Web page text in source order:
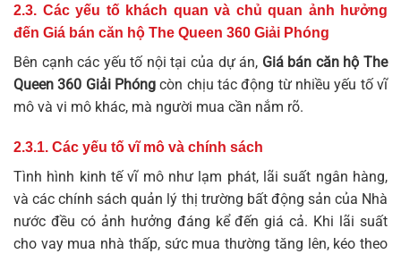
2.3. Các yếu tố khách quan và chủ quan ảnh hưởng
đến Giá bán căn hộ The Queen 360 Giải Phóng
Bên cạnh các yếu tố nội tại của dự án, Giá bán căn hộ The
Queen 360 Giải Phóng còn chịu tác động từ nhiều yếu tố vĩ
mô và vi mô khác, mà người mua cần nắm rõ.
2.3.1. Các yếu tố vĩ mô và chính sách
Tình hình kinh tế vĩ mô như lạm phát, lãi suất ngân hàng,
và các chính sách quản lý thị trường bất động sản của Nhà
nước đều có ảnh hưởng đáng kể đến giá cả. Khi lãi suất
cho vay mua nhà thấp, sức mua thường tăng lên, kéo theo